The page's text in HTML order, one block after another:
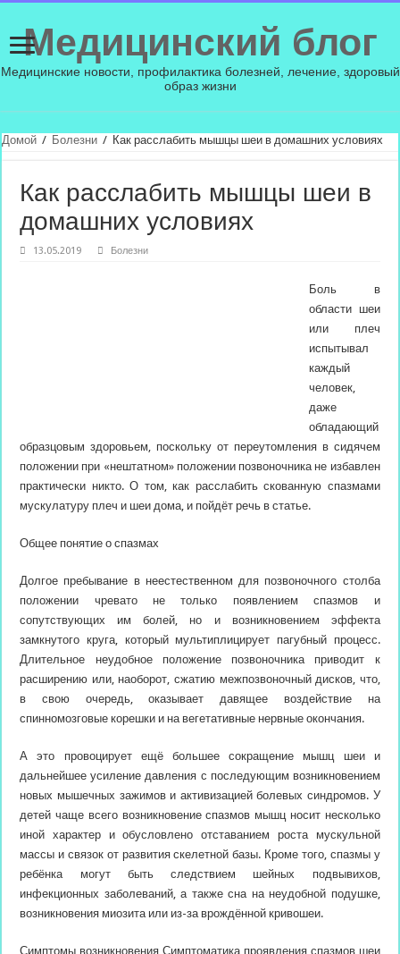
Медицинский блог
Медицинские новости, профилактика болезней, лечение, здоровый
образ жизни
Домой / Болезни / Как расслабить мышцы шеи в домашних условиях
Как расслабить мышцы шеи в
домашних условиях
13.05.2019 Болезни
Боль в
области шеи
или плеч
испытывал
каждый
человек,
даже
обладающий
образцовым здоровьем, поскольку от переутомления в сидячем
положении при «нештатном» положении позвоночника не избавлен
практически никто. О том, как расслабить скованную спазмами
мускулатуру плеч и шеи дома, и пойдёт речь в статье.
Общее понятие о спазмах
Долгое пребывание в неестественном для позвоночного столба
положении чревато не только появлением спазмов и
сопутствующих им болей, но и возникновением эффекта
замкнутого круга, который мультиплицирует пагубный процесс.
Длительное неудобное положение позвоночника приводит к
расширению или, наоборот, сжатию межпозвоночный дисков, что,
в свою очередь, оказывает давящее воздействие на
спинномозговые корешки и на вегетативные нервные окончания.
А это провоцирует ещё большее сокращение мышц шеи и
дальнейшее усиление давления с последующим возникновением
новых мышечных зажимов и активизацией болевых синдромов. У
детей чаще всего возникновение спазмов мышц носит несколько
иной характер и обусловлено отставанием роста мускульной
массы и связок от развития скелетной базы. Кроме того, спазмы у
ребёнка могут быть следствием шейных подвывихов,
инфекционных заболеваний, а также сна на неудобной подушке,
возникновения миозита или из-за врождённой кривошеи.
Симптомы возникновения Симптоматика проявления спазмов шеи